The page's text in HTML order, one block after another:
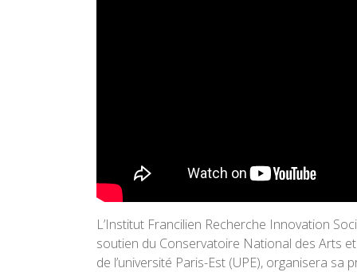
L’Institut Francilien Recherche Innovation
soutien du Conservatoire National des Arts
de l’université Paris-Est (UPE), organisera sa